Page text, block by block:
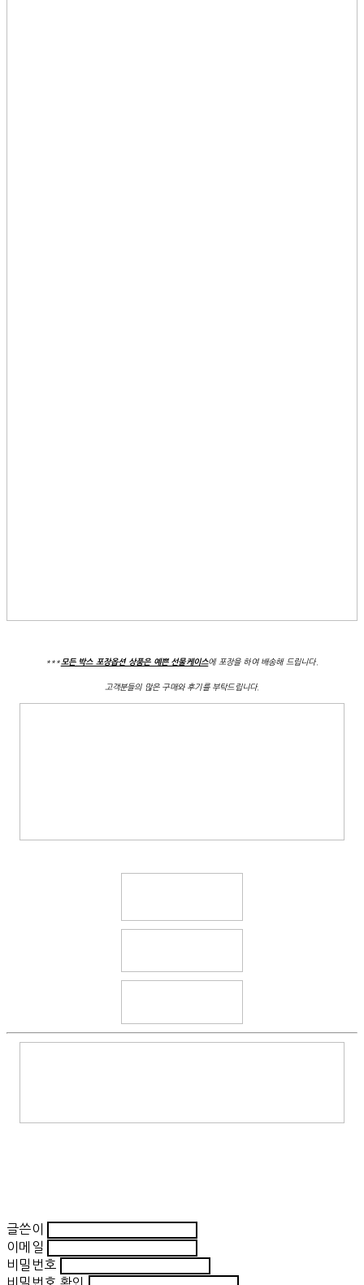
*** 모든 박스 포장옵션 상품은 예쁜 선물케이스에 포장을 하여 배송해 드립니다.
고객분들의 많은 구매와 후기를 부탁드립니다.
글쓴이
이메일
비밀번호
비밀번호 확인